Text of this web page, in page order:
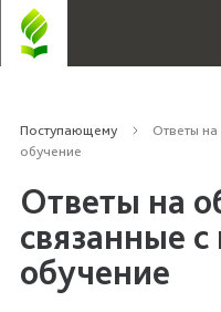
Поступающему
Ответы
обучение
Ответы на
связанные
обучение